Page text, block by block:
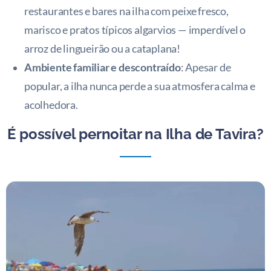
restaurantes e bares na ilha com peixe fresco,
marisco e pratos típicos algarvios — imperdível o
arroz de lingueirão ou a cataplana!
Ambiente familiar e descontraído: Apesar de
popular, a ilha nunca perde a sua atmosfera calma e
acolhedora.
É possível pernoitar na Ilha de Tavira?